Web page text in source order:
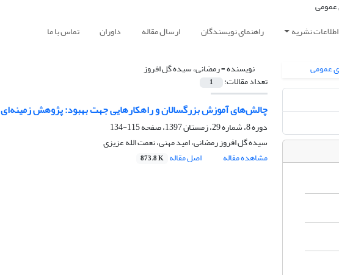
اطلاعات نشریه راهنمای نویسندگان ارسال مقاله داوران تماس با ما
نویسنده =رمضانی، سیده گل افروز
تعداد مقالات: 1
چالش‌های آموزش بزرگسالان و راهکارهایی جهت بهبود: پژوهش زمینه‌ای
دوره 8، شماره 29، زمستان 1397، صفحه
115-134
سیده گل افروز رمضانی، امید مهنی، نعمت الله عزیزی
مشاهده مقاله
اصل مقاله 873.8 K